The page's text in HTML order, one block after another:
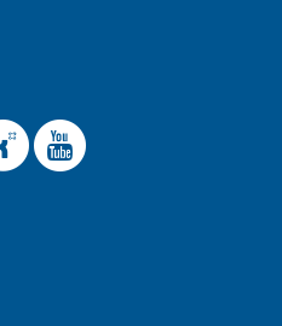
der Daten sind sind in
Offizielle